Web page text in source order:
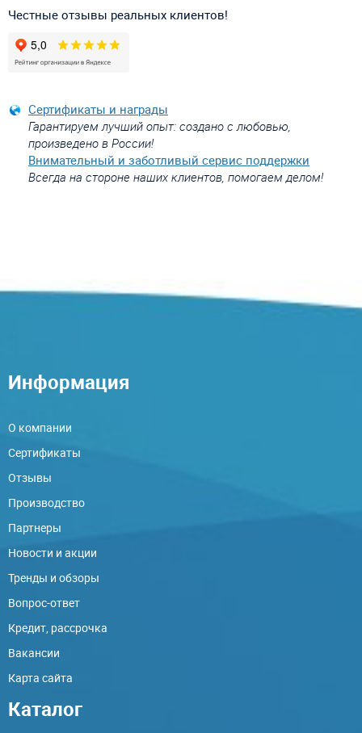
Честные отзывы реальных клиентов!
Сертификаты и награды
Гарантируем лучший опыт: создано с любовью,
произведено в России!
Внимательный и заботливый сервис поддержки
Всегда на стороне наших клиентов, помогаем делом!
Информация
О компании
Сертификаты
Отзывы
Производство
Партнеры
Новости и акции
Тренды и обзоры
Вопрос-ответ
Кредит, рассрочка
Вакансии
Карта сайта
Каталог